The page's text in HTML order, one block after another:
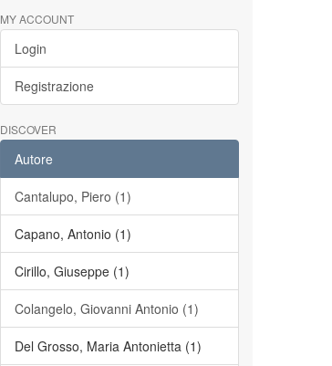
MY ACCOUNT
Login
Registrazione
DISCOVER
Autore
Cantalupo, Piero (1)
Capano, Antonio (1)
Cirillo, Giuseppe (1)
Colangelo, Giovanni Antonio (1)
Del Grosso, Maria Antonietta (1)